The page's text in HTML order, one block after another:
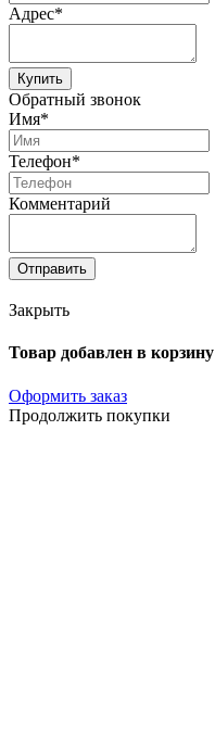
Адрес*
Купить
Обратный звонок
Имя*
Телефон*
Комментарий
Отправить
Закрыть
Товар добавлен в корзину
Оформить заказ
Продолжить покупки